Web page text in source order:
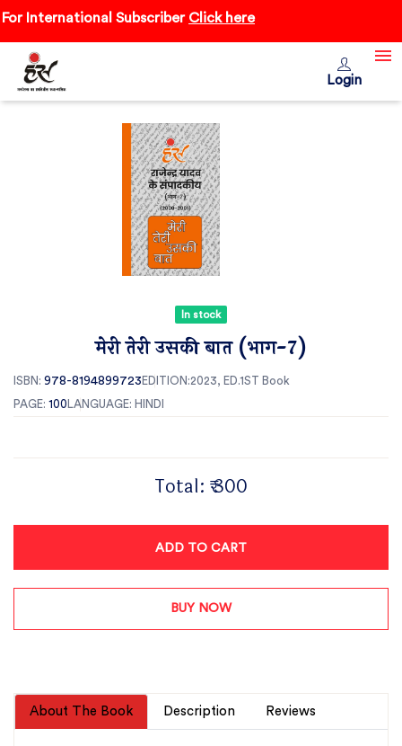
International SubscriberClick here
Login
In stock
मेरी तेरी उसकी बात (भाग-7)
ISBN: 978-8194899723 EDITION:2023, ED.1ST Book
PAGE: 100 LANGUAGE: HINDI
Total: ₹ 300
ADD TO CART
BUY NOW
About The Book Description Reviews